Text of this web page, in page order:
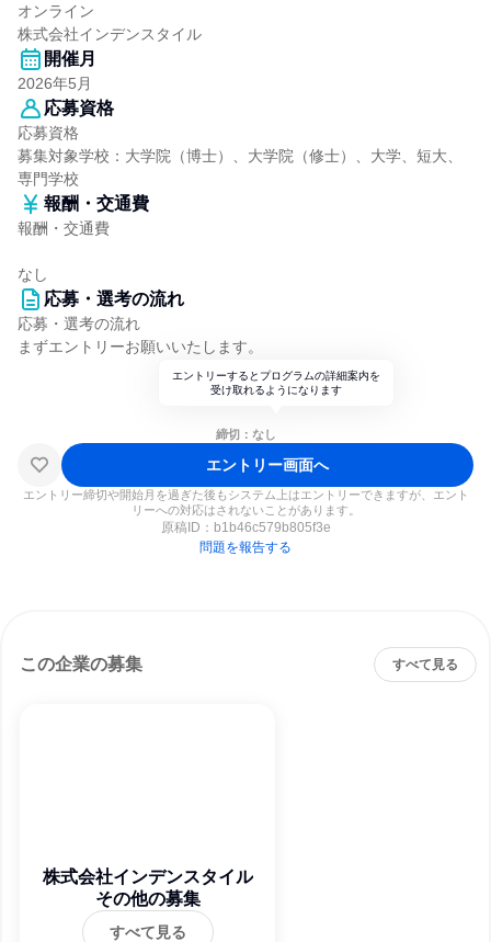
オンライン
株式会社インデンスタイル
開催月
2026年5月
応募資格
応募資格
募集対象学校：大学院（博士）、大学院（修士）、大学、短大、
専門学校
報酬・交通費
報酬・交通費
なし
応募・選考の流れ
応募・選考の流れ
まずエントリーお願いいたします。
エントリーするとプログラムの詳細案内を
受け取れるようになります
締切：なし
エントリー画面へ
エントリー締切や開始月を過ぎた後もシステム上はエントリーできますが、エント
リーへの対応はされないことがあります。
原稿ID： b1b46c579b805f3e
問題を報告する
この企業の募集 すべて見る
株式会社インデンスタイル
その他の募集
すべて見る